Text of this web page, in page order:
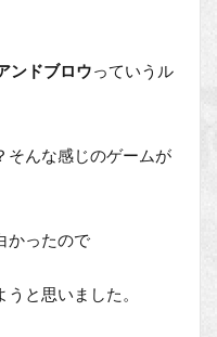
ンドブロウっていうル
そんな感じのゲームが
かったので
と思いました。